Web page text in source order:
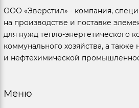
ООО «Эверстил» - компания,
на производстве и поставке
для нужд тепло-энергетического
коммунального хозяйства, а также
и нефтехимической
Меню